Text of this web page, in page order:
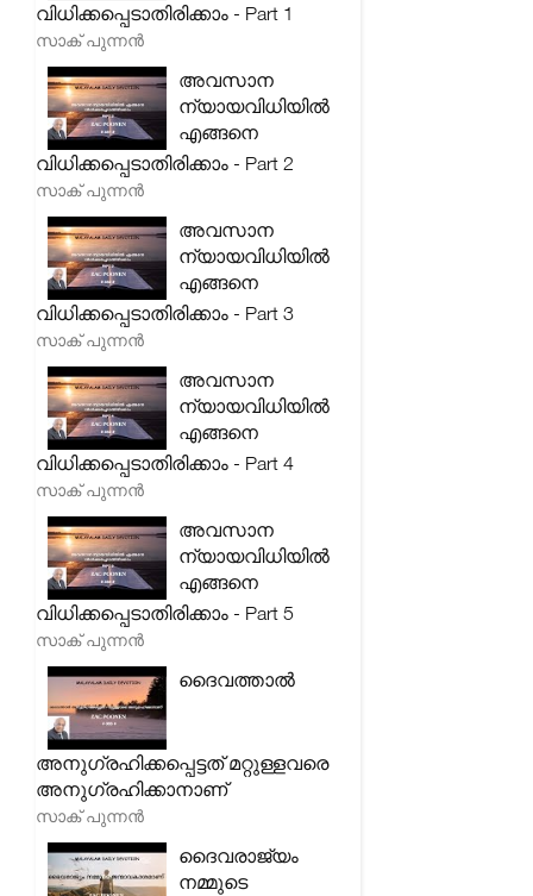
വിധിക്കപ്പെടാതിരിക്കാം - Part 1
സാക് പുന്നൻ
അവസാന
ന്യായവിധിയിൽ
എങ്ങനെ
വിധിക്കപ്പെടാതിരിക്കാം - Part 2
സാക് പുന്നൻ
അവസാന
ന്യായവിധിയിൽ
എങ്ങനെ
വിധിക്കപ്പെടാതിരിക്കാം - Part 3
സാക് പുന്നൻ
അവസാന
ന്യായവിധിയിൽ
എങ്ങനെ
വിധിക്കപ്പെടാതിരിക്കാം - Part 4
സാക് പുന്നൻ
അവസാന
ന്യായവിധിയിൽ
എങ്ങനെ
വിധിക്കപ്പെടാതിരിക്കാം - Part 5
സാക് പുന്നൻ
ദൈവത്താൽ
അനുഗ്രഹിക്കപ്പെട്ടത് മറ്റുള്ളവരെ
അനുഗ്രഹിക്കാനാണ്
സാക് പുന്നൻ
ദൈവരാജ്യം
നമ്മുടെ